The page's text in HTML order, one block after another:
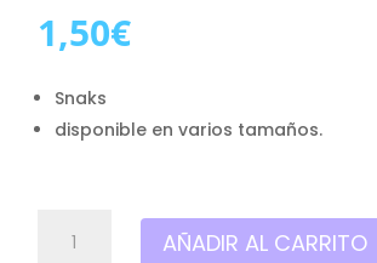
1,50€
Snaks
disponible en varios tamaños.
chettos
AÑADIR AL CARRITO